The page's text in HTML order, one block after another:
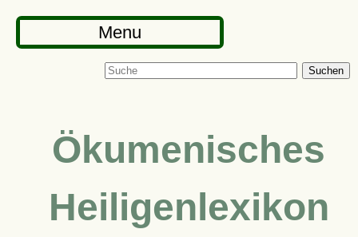
Menu
Suchen
Ökumenisches
Heiligenlexikon